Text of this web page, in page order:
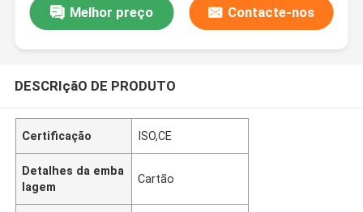
Melhor preço Contacte-nos
DESCRIçãO DE PRODUTO
Certificação ISO,CE
Detalhes da emba
lagem
Cartão